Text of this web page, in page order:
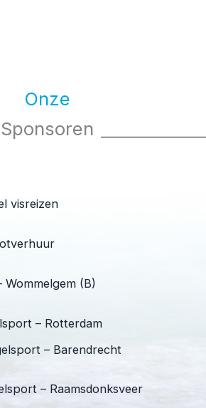
Onze
Sponsoren
visreizen
Wommelgem (B)
– Rotterdam
– Barendrecht
– Raamsdonksveer